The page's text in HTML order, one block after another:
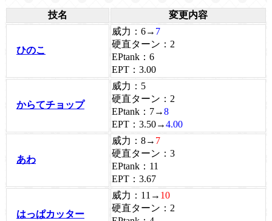
技名 変更内容
ひのこ
威力：6→ 7
硬直ターン：2
EPtank：6
EPT：3.00
からてチョップ
威力：5
硬直ターン：2
EPtank：7→8
EPT：3.50→4.00
あわ
威力：8→ 7
硬直ターン：3
EPtank：11
EPT：3.67
はっぱカッター
威力：11→ 10
硬直ターン：2